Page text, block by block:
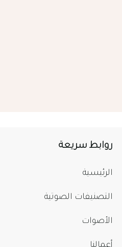
روابط سريعة
الرئيسية
التصنيفات الصوتية
الأصوات